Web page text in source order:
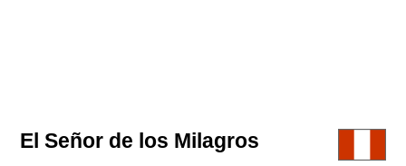
El Señor de los Milagros